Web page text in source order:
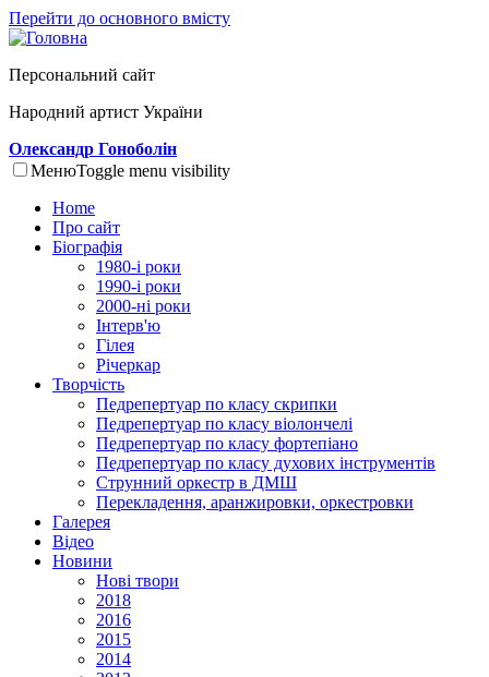
Перейти до основного вмісту
Персональний сайт
Народний артист України
Олександр Гоноболін
МенюToggle menu visibility
Home
Про сайт
Біографія
1980-і роки
1990-і роки
2000-ні роки
Інтерв'ю
Гілея
Річеркар
Творчість
Педрепертуар по класу скрипки
Педрепертуар по класу віолончелі
Педрепертуар по класу фортепіано
Педрепертуар по класу духових інструментів
Струнний оркестр в ДМШ
Перекладення, аранжировки, оркестровки
Галерея
Відео
Новини
Нові твори
2018
2016
2015
2014